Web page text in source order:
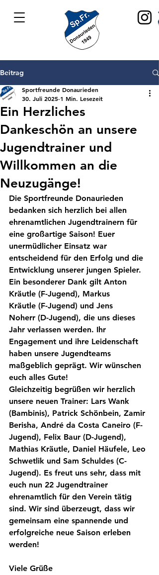
Beitrag
Ein Herzliches
Dankeschön an unsere
Jugendtrainer und
Willkommen an die
Neuzugänge!
Sportfreunde Donaurieden
30. Juli 2025 1 Min. Lesezeit
Die Sportfreunde Donaurieden
bedanken sich herzlich bei allen
ehrenamtlichen Jugendtrainern für
eine großartige Saison! Euer
unermüdlicher Einsatz war
entscheidend für den Erfolg und die
Entwicklung unserer jungen Spieler.
Ein besonderer Dank gilt Anton
Kräutle (F-Jugend), Markus
Kräutle (F-Jugend) und Jens
Noherr (D-Jugend), die uns dieses
Jahr verlassen werden. Ihr
Engagement und ihre Leidenschaft
haben unsere Jugendteams
maßgeblich geprägt. Wir wünschen
euch alles Gute!
Gleichzeitig begrüßen wir herzlich
unsere neuen Trainer: Lars Wank
(Bambinis), Patrick Schönbein, Zamir
Berisha, André da Costa Caneiro (F-
Jugend), Felix Baur (D-Jugend),
Mathias Kräutle, Daniel Häufele, Leo
Schwetlik und Sam Schuldes (C-
Jugend). Es freut uns sehr, dass mit
euch nun 22 Jugendtrainer
ehrenamtlich für den Verein tätig
sind. Wir sind überzeugt, dass wir
gemeinsam eine spannende und
erfolgreiche neue Saison erleben
werden!
Viele Grüße